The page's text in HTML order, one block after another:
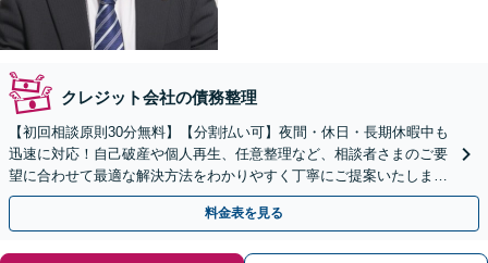
クレジット会社の債務整理
【初回相談原則30分無料】【分割払い可】夜間・休日・長期休暇中も
迅速に対応！自己破産や個人再生、任意整理など、相談者さまのご要
望に合わせて最適な解決方法をわかりやすく丁寧にご提案いたします
【時間外・休日対応可】【天満橋駅1分】
料金表を見る